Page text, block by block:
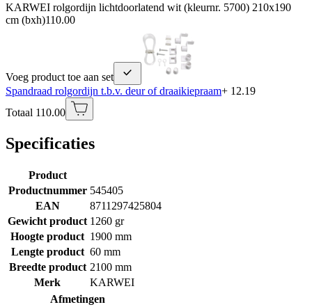
KARWEI rolgordijn lichtdoorlatend wit (kleurnr. 5700) 210x190
cm (bxh)110.00
Voeg product toe aan set
Spandraad rolgordijn t.b.v. deur of draaikiepraam+ 12.19
Totaal 110.00
Specificaties
Product
Productnummer 545405
EAN
8711297425804
Gewicht product 1260 gr
Hoogte product 1900 mm
Lengte product 60 mm
Breedte product 2100 mm
Merk
KARWEI
Afmetingen